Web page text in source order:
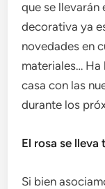
que se llevarán
decorativa ya
novedades en
materiales…
casa con las
durante los
El rosa se
Si bien